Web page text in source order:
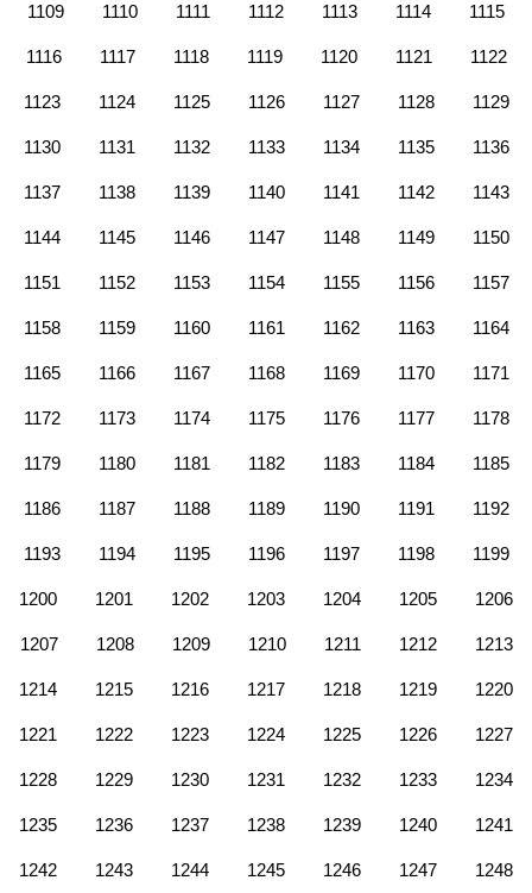
1109 1110 1111 1112 1113 1114 1115
1116 1117 1118 1119 1120 1121 1122
1123 1124 1125 1126 1127 1128 1129
1130 1131 1132 1133 1134 1135 1136
1137 1138 1139 1140 1141 1142 1143
1144 1145 1146 1147 1148 1149 1150
1151 1152 1153 1154 1155 1156 1157
1158 1159 1160 1161 1162 1163 1164
1165 1166 1167 1168 1169 1170 1171
1172 1173 1174 1175 1176 1177 1178
1179 1180 1181 1182 1183 1184 1185
1186 1187 1188 1189 1190 1191 1192
1193 1194 1195 1196 1197 1198 1199
1200 1201 1202 1203 1204 1205 1206
1207 1208 1209 1210 1211 1212 1213
1214 1215 1216 1217 1218 1219 1220
1221 1222 1223 1224 1225 1226 1227
1228 1229 1230 1231 1232 1233 1234
1235 1236 1237 1238 1239 1240 1241
1242 1243 1244 1245 1246 1247 1248